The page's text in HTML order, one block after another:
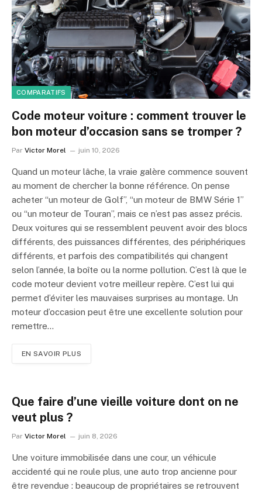
COMPARATIFS
Code moteur voiture : comment trouver le
bon moteur d’occasion sans se tromper ?
Par Victor Morel juin 10, 2026
Quand un moteur lâche, la vraie galère commence souvent
au moment de chercher la bonne référence. On pense
acheter “un moteur de Golf”, “un moteur de BMW Série 1”
ou “un moteur de Touran”, mais ce n’est pas assez précis.
Deux voitures qui se ressemblent peuvent avoir des blocs
différents, des puissances différentes, des périphériques
différents, et parfois des compatibilités qui changent
selon l’année, la boîte ou la norme pollution. C’est là que le
code moteur devient votre meilleur repère. C’est lui qui
permet d’éviter les mauvaises surprises au montage. Un
moteur d’occasion peut être une excellente solution pour
remettre…
EN SAVOIR PLUS
Que faire d’une vieille voiture dont on ne
veut plus ?
Par Victor Morel juin 8, 2026
Une voiture immobilisée dans une cour, un véhicule
accidenté qui ne roule plus, une auto trop ancienne pour
être revendue : beaucoup de propriétaires se retrouvent